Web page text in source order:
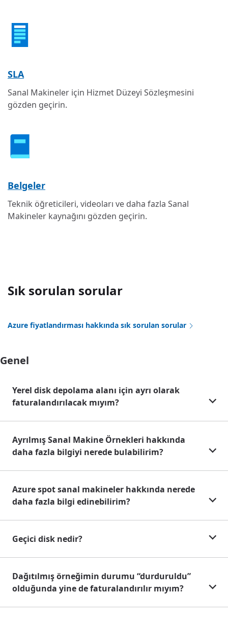
SLA
Sanal Makineler için Hizmet Düzeyi Sözleşmesini
gözden geçirin.
Belgeler
Teknik öğreticileri, videoları ve daha fazla Sanal
Makineler kaynağını gözden geçirin.
Sık sorulan sorular
Azure fiyatlandırması hakkında sık sorulan sorular
Genel
Yerel disk depolama alanı için ayrı olarak
faturalandırılacak mıyım?
Ayrılmış Sanal Makine Örnekleri hakkında
daha fazla bilgiyi nerede bulabilirim?
Azure spot sanal makineler hakkında nerede
daha fazla bilgi edinebilirim?
Geçici disk nedir?
Dağıtılmış örneğimin durumu “durduruldu”
olduğunda yine de faturalandırılır mıyım?